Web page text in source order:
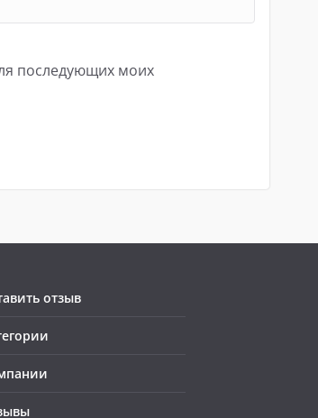
последующих моих
отзыв